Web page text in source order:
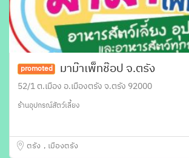
promoted มาม๊าเพ็ทช๊อป จ.ตรัง
52/1 ต.เมือง อ.เมืองตรัง จ.ตรัง 92000
ร้านอุปกรณ์สัตว์เลี้ยง
ตรัง เมืองตรัง